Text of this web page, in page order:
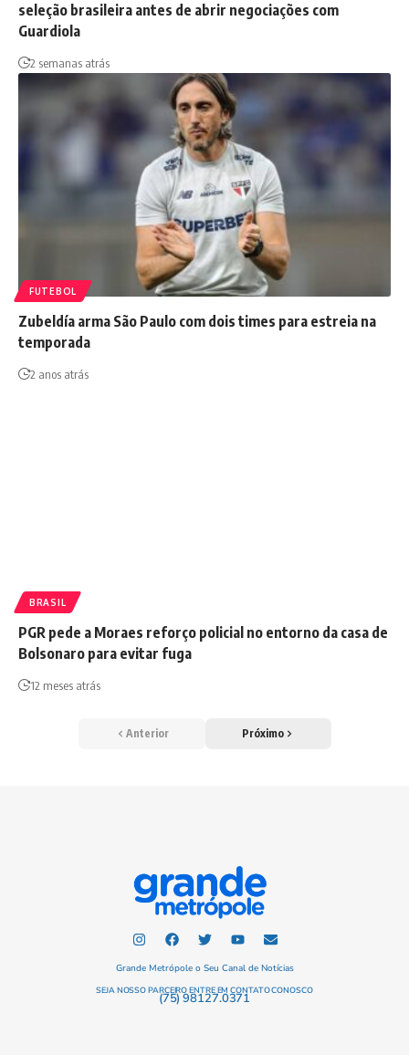
seleção brasileira antes de abrir negociações com
Guardiola
2 semanas atrás
FUTEBOL
Zubeldía arma São Paulo com dois times para estreia na
temporada
2 anos atrás
BRASIL
PGR pede a Moraes reforço policial no entorno da casa de
Bolsonaro para evitar fuga
12 meses atrás
Anterior Próximo
Grande Metrópole o Seu Canal de Notícias
SEJA NOSSO PARCEIRO ENTRE EM CONTATO CONOSCO
(75) 98127.0371